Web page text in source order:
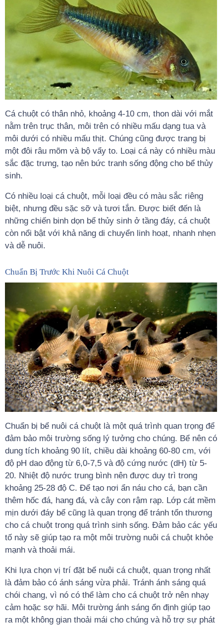
Cá chuột có thân nhỏ, khoảng 4-10 cm, thon dài với mắt
nằm trên trục thân, môi trên có nhiều mấu dạng tua và
môi dưới có nhiều mấu thịt. Chúng cũng được trang bị
một đôi râu mõm và bộ vẩy to. Loại cá này có nhiều màu
sắc đặc trưng, tạo nên bức tranh sống động cho bể thủy
sinh.
Có nhiều loại cá chuột, mỗi loại đều có màu sắc riêng
biệt, nhưng đều sặc sỡ và tươi tắn. Được biết đến là
những chiến binh dọn bể thủy sinh ở tầng đáy, cá chuột
còn nổi bật với khả năng di chuyển linh hoạt, nhanh nhẹn
và dễ nuôi.
Chuẩn Bị Trước Khi Nuôi Cá Chuột
Chuẩn bị bể nuôi cá chuột là một quá trình quan trọng để
đảm bảo môi trường sống lý tưởng cho chúng. Bể nên có
dung tích khoảng 90 lít, chiều dài khoảng 60-80 cm, với
độ pH dao động từ 6,0-7,5 và độ cứng nước (dH) từ 5-
20. Nhiệt độ nước trung bình nên được duy trì trong
khoảng 25-28 độ C. Để tạo nơi ẩn náu cho cá, bạn cần
thêm hốc đá, hang đá, và cây con rậm rạp. Lớp cát mềm
mịn dưới đáy bể cũng là quan trọng để tránh tổn thương
cho cá chuột trong quá trình sinh sống. Đảm bảo các yếu
tố này sẽ giúp tạo ra một môi trường nuôi cá chuột khỏe
mạnh và thoải mái.
Khi lựa chọn vị trí đặt bể nuôi cá chuột, quan trọng nhất
là đảm bảo có ánh sáng vừa phải. Tránh ánh sáng quá
chói chang, vì nó có thể làm cho cá chuột trở nên nhạy
cảm hoặc sợ hãi. Môi trường ánh sáng ổn định giúp tạo
ra một không gian thoải mái cho chúng và hỗ trợ sự phát